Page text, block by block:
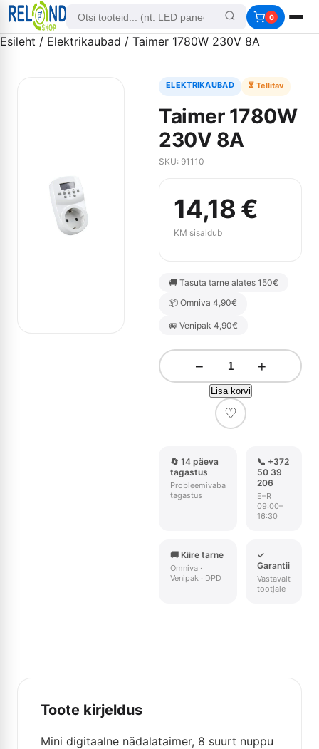
0
Esileht / Elektrikaubad / Taimer 1780W 230V 8A
ELEKTRIKAUBAD ⏳ Tellitav
Taimer 1780W
230V 8A
SKU: 91110
14,18 €
KM sisaldub
🚚 Tasuta tarne alates 150€
📦 Omniva 4,90€
🚐 Venipak 4,90€
− +
Lisa korvi
♡
🔄 14 päeva
tagastus
Probleemivaba
tagastus
📞 +372
50 39
206
E–R
09:00–
16:30
🚚 Kiire tarne
Omniva ·
Venipak · DPD
✓
Garantii
Vastavalt
tootjale
Toote kirjeldus
Mini digitaalne nädalataimer, 8 suurt nuppu